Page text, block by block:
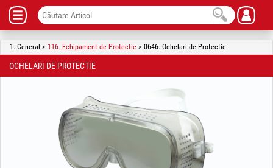
1. General > 116. Echipament de Protectie > 0646. Ochelari de Protectie
OCHELARI DE PROTECTIE